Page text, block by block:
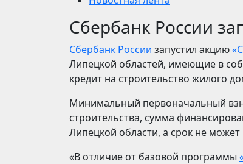
Сбербанк России
Сбербанк России запустил акцию
Липецкой областей, имеющие в
кредит на строительство жилого
Минимальный первоначальный
строительства, сумма
Липецкой области, а срок не
«В отличие от базовой программы